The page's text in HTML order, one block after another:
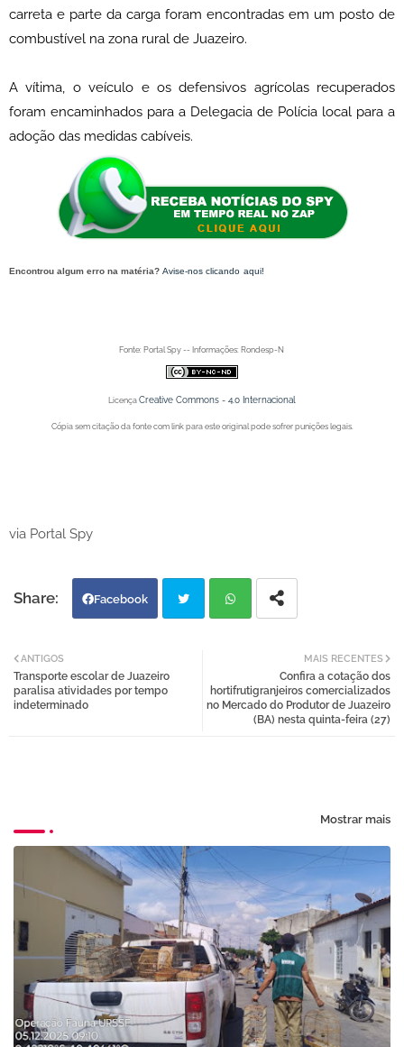
carreta e parte da carga foram encontradas em um posto de
combustível na zona rural de Juazeiro.
A vítima, o veículo e os defensivos agrícolas recuperados
foram encaminhados para a Delegacia de Polícia local para a
adoção das medidas cabíveis.
Encontrou algum erro na matéria?Avise-nos clicando aqui!
Fonte: Portal Spy -- Informações: Rondesp-N
Licença Creative Commons - 4.0 Internacional
Cópia sem citação da fonte com link para este original pode sofrer punições legais.
via Portal Spy
Facebook
MAIS RECENTES
Confira a cotação dos
hortifrutigranjeiros comercializados
no Mercado do Produtor de Juazeiro
(BA) nesta quinta-feira (27)
ANTIGOS
Transporte escolar de Juazeiro
paralisa atividades por tempo
indeterminado
Mostrar mais